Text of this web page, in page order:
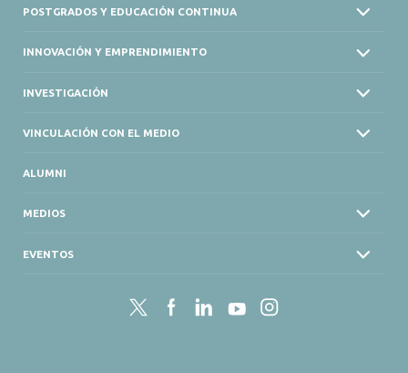
POSTGRADOS Y EDUCACIÓN CONTINUA
INNOVACIÓN Y EMPRENDIMIENTO
INVESTIGACIÓN
VINCULACIÓN CON EL MEDIO
ALUMNI
MEDIOS
EVENTOS
Twitter FacebookLinkedInYouTubeInstagram